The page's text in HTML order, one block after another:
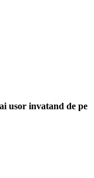
usor invatand de pe